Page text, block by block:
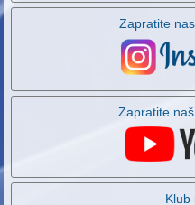
Zapratite
Zapratite
Klub